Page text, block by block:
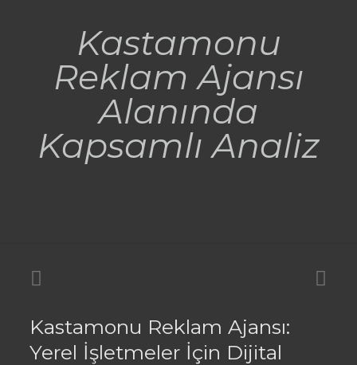
Kastamonu
Reklam Ajansı
Alanında
Kapsamlı Analiz
Kastamonu Reklam Ajansı:
Yerel İşletmeler İçin Dijital